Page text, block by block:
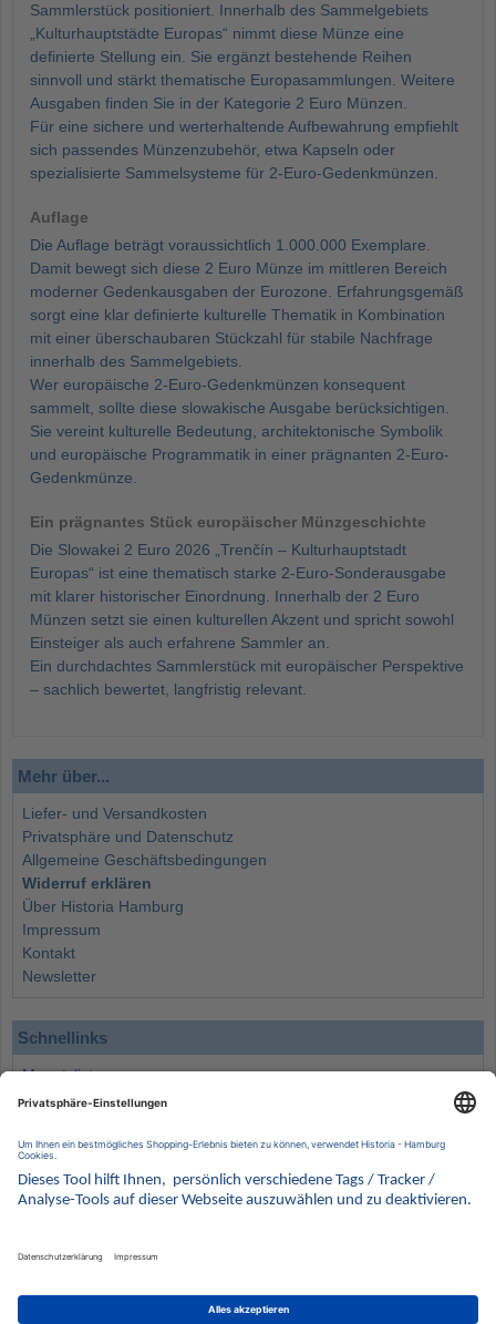
Sammlerstück positioniert. Innerhalb des Sammelgebiets
„Kulturhauptstädte Europas“ nimmt diese Münze eine
definierte Stellung ein. Sie ergänzt bestehende Reihen
sinnvoll und stärkt thematische Europasammlungen. Weitere
Ausgaben finden Sie in der Kategorie 2 Euro Münzen.
Für eine sichere und werterhaltende Aufbewahrung empfiehlt
sich passendes Münzenzubehör, etwa Kapseln oder
spezialisierte Sammelsysteme für 2-Euro-Gedenkmünzen.
Auflage
Die Auflage beträgt voraussichtlich 1.000.000 Exemplare.
Damit bewegt sich diese 2 Euro Münze im mittleren Bereich
moderner Gedenkausgaben der Eurozone. Erfahrungsgemäß
sorgt eine klar definierte kulturelle Thematik in Kombination
mit einer überschaubaren Stückzahl für stabile Nachfrage
innerhalb des Sammelgebiets.
Wer europäische 2-Euro-Gedenkmünzen konsequent
sammelt, sollte diese slowakische Ausgabe berücksichtigen.
Sie vereint kulturelle Bedeutung, architektonische Symbolik
und europäische Programmatik in einer prägnanten 2-Euro-
Gedenkmünze.
Ein prägnantes Stück europäischer Münzgeschichte
Die Slowakei 2 Euro 2026 „Trenčín – Kulturhauptstadt
Europas“ ist eine thematisch starke 2-Euro-Sonderausgabe
mit klarer historischer Einordnung. Innerhalb der 2 Euro
Münzen setzt sie einen kulturellen Akzent und spricht sowohl
Einsteiger als auch erfahrene Sammler an.
Ein durchdachtes Sammlerstück mit europäischer Perspektive
– sachlich bewertet, langfristig relevant.
Mehr über...
Liefer- und Versandkosten
Privatsphäre und Datenschutz
Allgemeine Geschäftsbedingungen
Widerruf erklären
Über Historia Hamburg
Impressum
Kontakt
Newsletter
Schnellinks
Monatsliste
Angebote
Wissenswertes
Kontakt
Wir behalten uns vor, für ausgewählte Münzen die Differenzbesteuerung gemäß § 25a UStG